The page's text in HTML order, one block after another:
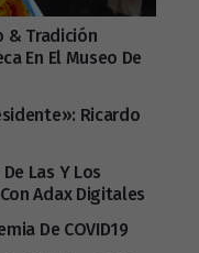
& Tradición
En El Museo De
Ricardo
Las Y Los
Adax Digitales
De COVID19